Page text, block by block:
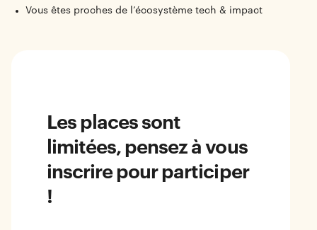
Vous êtes proches de l’écosystème tech & impact
Les places sont
limitées, pensez à vous
inscrire pour participer
!